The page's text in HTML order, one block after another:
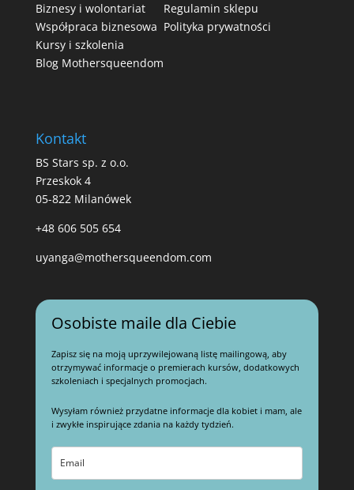
Biznesy i wolontariat
Współpraca biznesowa
Kursy i szkolenia
Blog Mothersqueendom
Regulamin sklepu
Polityka prywatności
Kontakt
BS Stars sp. z o.o.
Przeskok 4
05-822 Milanówek
+48 606 505 654
uyanga@mothersqueendom.com
Osobiste maile dla Ciebie
Zapisz się na moją uprzywilejowaną listę mailingową, aby
otrzymywać informacje o premierach kursów, dodatkowych
szkoleniach i specjalnych promocjach.
Wysyłam również przydatne informacje dla kobiet i mam, ale
i zwykłe inspirujące zdania na każdy tydzień.